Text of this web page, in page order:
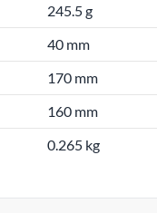
245.5 g
40 mm
170 mm
160 mm
0.265 kg